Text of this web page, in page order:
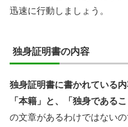
迅速に行動しましょう。
独身証明書の内容
独身証明書に書かれている
「本籍」と、「独身である
の文章があるわけではない